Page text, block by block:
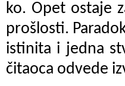
ko. Opet ostaje
prošlosti.
istinita i jedna
čitaoca odvede